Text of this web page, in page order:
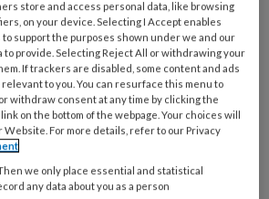
per week de
nieuwsbrief
zondag het
Kinderopvang
store and access personal data, like browsing
on your device. Selecting I Accept enables
support the purposes shown under we and our
to provide. Selecting Reject All or withdrawing your
If trackers are disabled, some content and ads
relevant to you. You can resurface this menu to
withdraw consent at any time by clicking the
on the bottom of the webpage. Your choices will
For more details, refer to our Privacy
we only place essential and statistical
any data about you as a person